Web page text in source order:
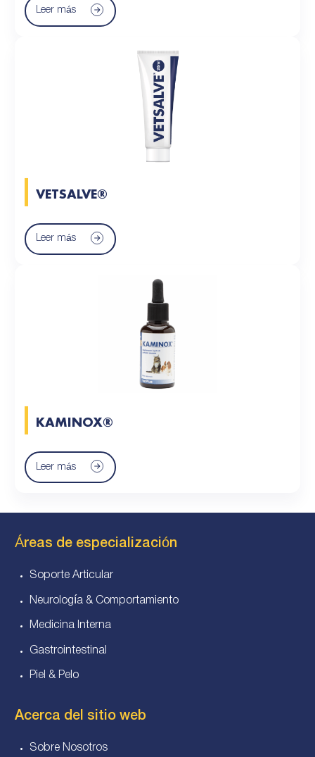
Leer más
VETSALVE®
Leer más
KAMINOX®
Leer más
Áreas de especialización
Soporte Articular
Neurología & Comportamiento
Medicina Interna
Gastrointestinal
Piel & Pelo
Acerca del sitio web
Sobre Nosotros